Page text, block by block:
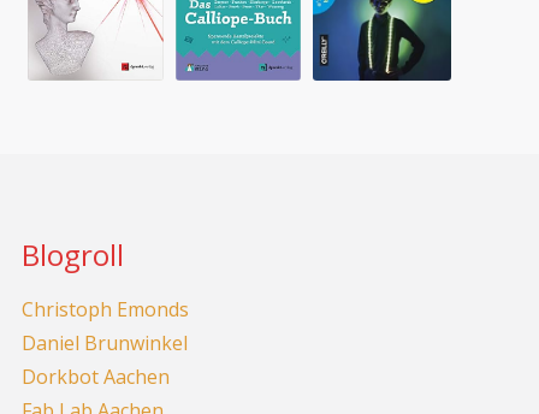
Blogroll
Christoph Emonds
Daniel Brunwinkel
Dorkbot Aachen